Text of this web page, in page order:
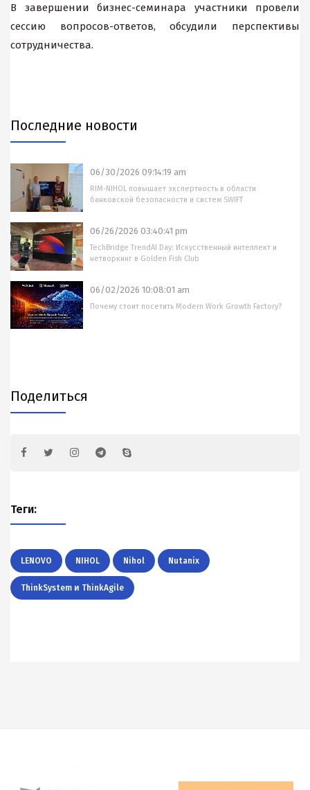
В завершении бизнес-семинара участники провели
сессию вопросов-ответов, обсудили перспективы
сотрудничества.
Последние новости
06/30/2026 09:14:19 am
RIM-NIHOL повышает экспертность в области
банковской безопасности и систем SWIFT
06/26/2026 03:40:41 pm
TechBridge TrendAI Day: Искусственный интеллект и
нетворкинг в Golden Fish Club
06/02/2026 10:08:01 am
Почему стоит посетить Modern Work Growth Factory?
Поделиться
Теги:
LENOVO NIHOL Nihol Nutanix
ThinkSystem и ThinkAgile